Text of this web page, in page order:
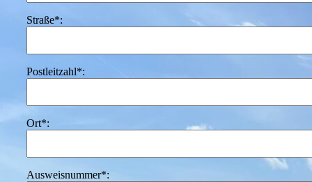
Straße*:
Postleitzahl*:
Ort*:
Ausweisnummer*: